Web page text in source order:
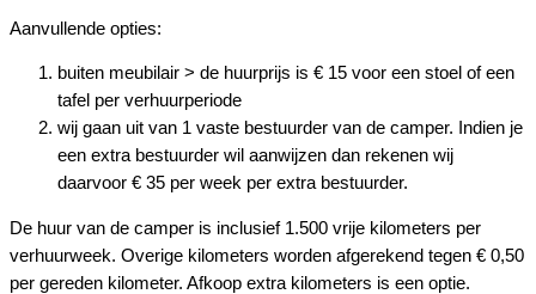
Aanvullende opties:
buiten meubilair > de huurprijs is € 15 voor een stoel of een
tafel per verhuurperiode
wij gaan uit van 1 vaste bestuurder van de camper. Indien je
een extra bestuurder wil aanwijzen dan rekenen wij
daarvoor € 35 per week per extra bestuurder.
De huur van de camper is inclusief 1.500 vrije kilometers per
verhuurweek. Overige kilometers worden afgerekend tegen € 0,50
per gereden kilometer. Afkoop extra kilometers is een optie.